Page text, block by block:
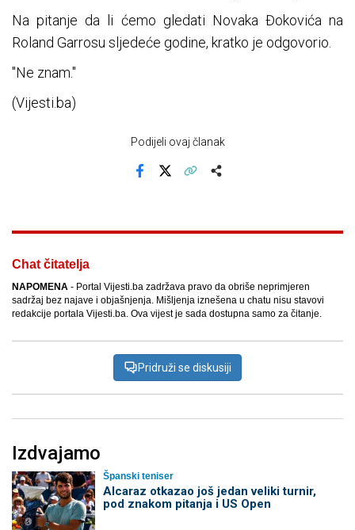
Na pitanje da li ćemo gledati Novaka Đokovića na
Roland Garrosu sljedeće godine, kratko je odgovorio.
"Ne znam."
(Vijesti.ba)
Podijeli ovaj članak
Chat čitatelja
NAPOMENA - Portal Vijesti.ba zadržava pravo da obriše neprimjeren
sadržaj bez najave i objašnjenja. Mišljenja iznešena u chatu nisu stavovi
redakcije portala Vijesti.ba. Ova vijest je sada dostupna samo za čitanje.
Pridruži se diskusiji
Izdvajamo
Španski teniser
Alcaraz otkazao još jedan veliki turnir,
pod znakom pitanja i US Open